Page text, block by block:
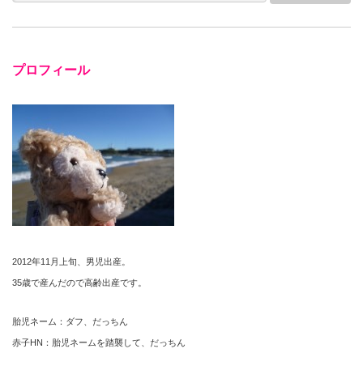
プロフィール
2012年11月上旬、男児出産。
35歳で産んだので高齢出産です。
胎児ネーム：ダフ、だっちん
赤子HN：胎児ネームを踏襲して、だっちん